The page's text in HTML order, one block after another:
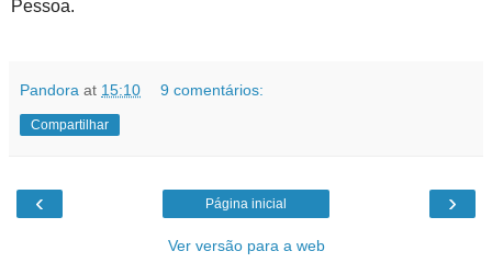
Pessoa.
Pandora at 15:10 9 comentários:
Compartilhar
‹ ›
Página inicial
Ver versão para a web